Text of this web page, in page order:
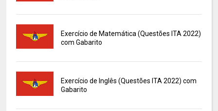
Exercício de Matemática (Questões ITA 2022)
com Gabarito
Exercício de Inglês (Questões ITA 2022) com
Gabarito